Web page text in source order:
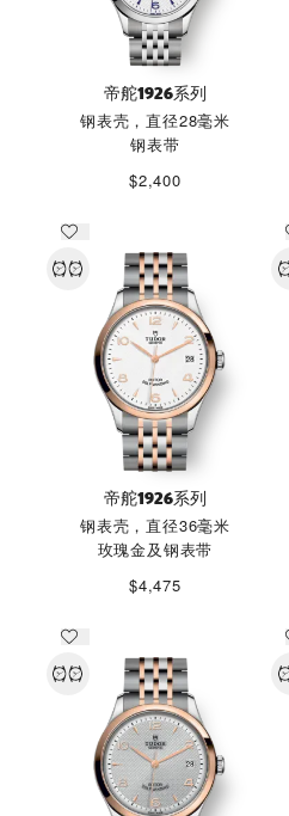
帝舵1926系列
钢表壳，直径28毫米
钢表带
$2,400
帝舵1926系列
钢表壳，直径36毫米
玫瑰金及钢表带
$4,475